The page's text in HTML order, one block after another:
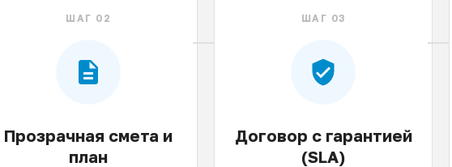
ШАГ 02
Прозрачная смета и
план
ШАГ 03
Договор с гарантией
(SLA)